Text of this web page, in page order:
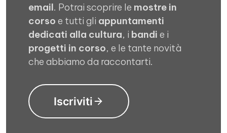
email. Potrai scoprire le mostre in
corso e tutti gli appuntamenti
dedicati alla cultura, i bandi e i
progetti in corso, e le tante novità
che abbiamo da raccontarti.
Iscriviti